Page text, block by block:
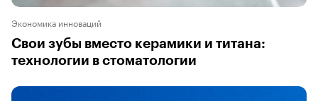
Экономика инноваций
Свои зубы вместо керамики и титана:
технологии в стоматологии